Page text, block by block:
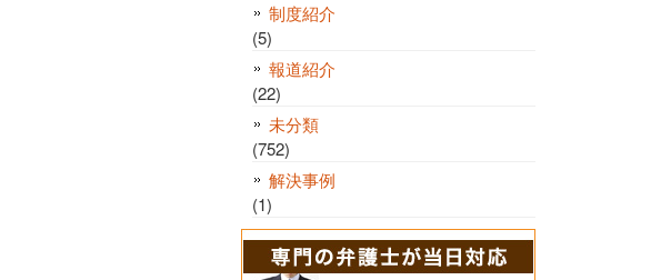
制度紹介
(5)
報道紹介
(22)
未分類
(752)
解決事例
(1)